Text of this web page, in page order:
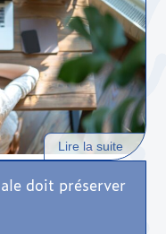
Lire la suite
doit préserver